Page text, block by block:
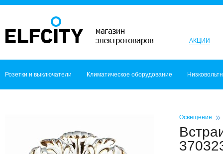
АКЦИИ
Розетки и выключатели Климатическое оборудование
Освещение